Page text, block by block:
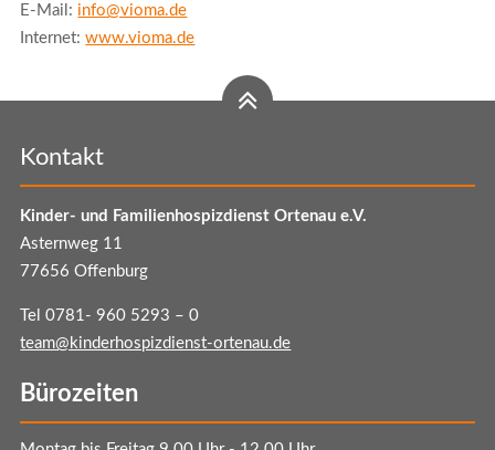
E-Mail: info@vioma.de
Internet:www.vioma.de
Kontakt
Kinder- und Familienhospizdienst Ortenau e.V.
Asternweg 11
77656 Offenburg
Tel 0781- 960 5293 – 0
team@kinderhospizdienst-ortenau.de
Bürozeiten